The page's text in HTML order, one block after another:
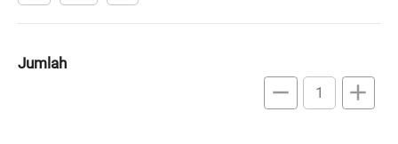
Jumlah
remove add